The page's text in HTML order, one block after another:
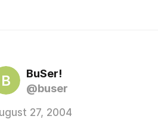
B
BuSer!
@buser
27, 2004